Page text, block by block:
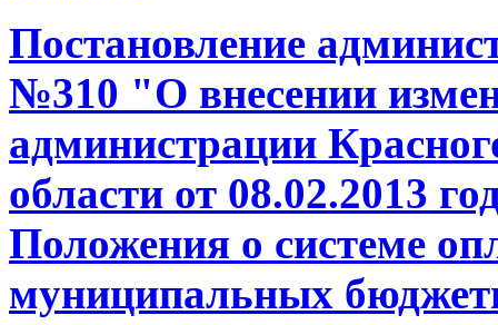
Постановление
№310 "О внесении
администрации
области от 08.02.2013
Положения о системе
муниципальных